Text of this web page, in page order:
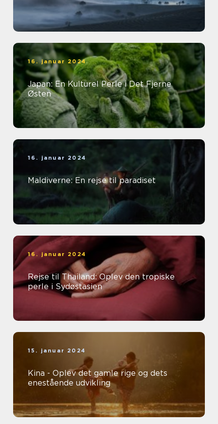
16. januar 2024
Japan: En Kulturel Perle i Det Fjerne
Østen
16. januar 2024
Maldiverne: En rejse til paradiset
16. januar 2024
Rejse til Thailand: Oplev den tropiske
perle i Sydøstasien
15. januar 2024
Kina - Oplev det gamle rige og dets
enestående udvikling